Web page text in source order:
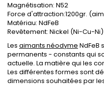
Magnétisation: N52
Force d'attraction:1200gr.
Matériau: NdFeB
Revêtement: Nickel (Ni-Cu-Ni)
Les aimants néodyme NdFeB
permanents - constants qui
actuelle. La matière qui les
Les différentes formes sont
dimensions souhaitées par